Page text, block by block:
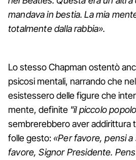
mandava in bestia. La mia
totalmente dalla rabbia».
Lo stesso Chapman ostentò
psicosi mentali, narrando che
esistessero delle figure che
mente, definite "il piccolo
sembrerebbero aver addirittura
folle gesto: «Per favore, pensi
favore, Signor Presidente.